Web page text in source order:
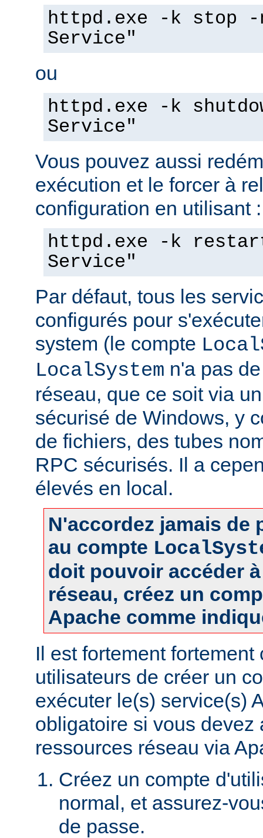
httpd.exe -k stop -
Service"
ou
httpd.exe -k
Service"
Vous pouvez aussi
exécution et le forcer à
configuration en utilisant :
httpd.exe -k
Service"
Par défaut, tous les
configurés pour
system (le compte
LocalSystem n'a pas
réseau, que ce soit via
sécurisé de Windows, y
de fichiers, des tubes
RPC sécurisés. Il a
élevés en local.
N'accordez jamais de
au compte
doit pouvoir accéder
réseau, créez un
Apache comme
Il est fortement
utilisateurs de créer un
exécuter le(s) service(s)
obligatoire si vous devez
ressources réseau via
Créez un compte
normal, et assurez-
de passe.